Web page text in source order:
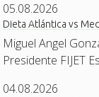
05.08.2026
Dieta Atlántica vs
Miguel Angel
Presidente FIJET
04.08.2026